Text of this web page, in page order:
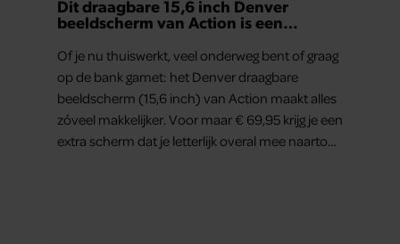
partners kunnen deze gegevens combineren met andere
verzameld op basis van uw gebruik van hun services. U
gaat akkoord met onze cookies als u onze website blijft
gebruiken.
Dit draagbare 15,6 inch Denver
beeldscherm van Action is een
binge-watchers
Of je nu thuiswerkt, veel onderweg bent of graag
op de bank gamet: het Denver draagbare
beeldscherm (15,6 inch) van Action maakt alles
zóveel makkelijker. Voor maar € 69,95 krijg je een
extra scherm dat je letterlijk overal mee naartoe